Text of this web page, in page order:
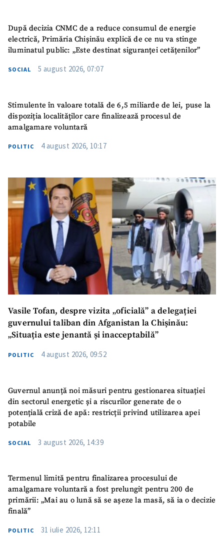
După decizia CNMC de a reduce consumul de energie
electrică, Primăria Chișinău explică de ce nu va stinge
iluminatul public: „Este destinat siguranței cetățenilor”
SOCIAL 5 august 2026, 07:07
Stimulente în valoare totală de 6,5 miliarde de lei, puse la
dispoziția localităților care finalizează procesul de
amalgamare voluntară
POLITIC 4 august 2026, 10:17
Vasile Tofan, despre vizita „oficială” a delegației
guvernului taliban din Afganistan la Chișinău:
„Situația este jenantă și inacceptabilă”
POLITIC 4 august 2026, 09:52
Guvernul anunță noi măsuri pentru gestionarea situației
din sectorul energetic și a riscurilor generate de o
potențială criză de apă: restricții privind utilizarea apei
potabile
SOCIAL 3 august 2026, 14:39
Termenul limită pentru finalizarea procesului de
amalgamare voluntară a fost prelungit pentru 200 de
primării: „Mai au o lună să se așeze la masă, să ia o decizie
finală”
POLITIC 31 iulie 2026, 12:11